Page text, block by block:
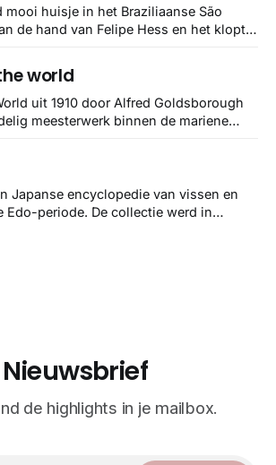
mooi huisje in het Braziliaanse São
de hand van Felipe Hess en het klopt
world
uit 1910 door Alfred Goldsborough
meesterwerk binnen de mariene
van kwallensoorten en hun
met prachtige, handgetekende
van Mayer zelf.
Japanse encyclopedie van vissen en
Edo-periode. De collectie werd in
technieken en bijna driedimensionale
Nieuwsbrief
de highlights in je mailbox.